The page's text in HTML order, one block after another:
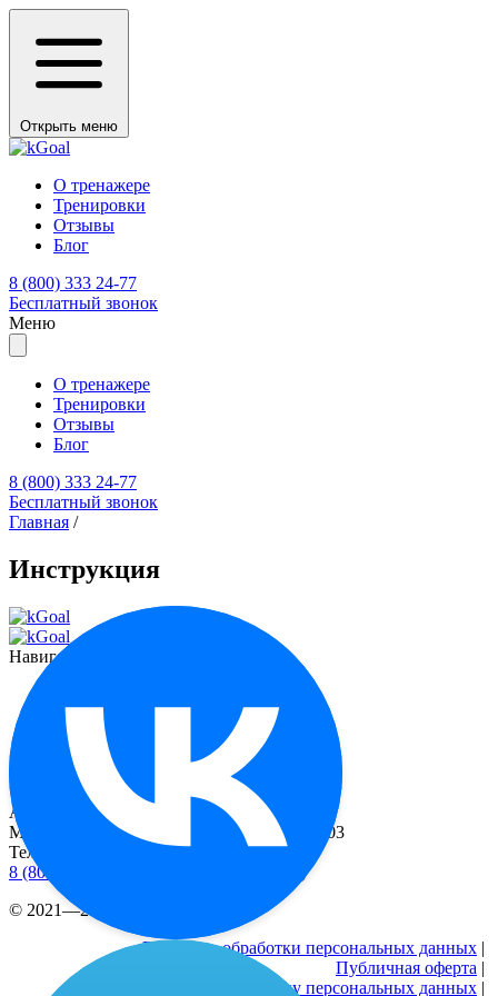
Открыть меню
О тренажере
Тренировки
Отзывы
Блог
8 (800) 333 24-77
Бесплатный звонок
Меню
О тренажере
Тренировки
Отзывы
Блог
8 (800) 333 24-77
Бесплатный звонок
Главная /
Инструкция
Навигация
О миостимуляторе
Отзывы
Контакты
Реквизиты
Адрес
Москва, 2-й Рощинский пр-д, д. 8, офис 603
Телефоны
8 (800) 333 24-77
© 2021—2026 |
Политика обработки персональных данных |
Публичная оферта |
Согласие на обработку персональных данных |